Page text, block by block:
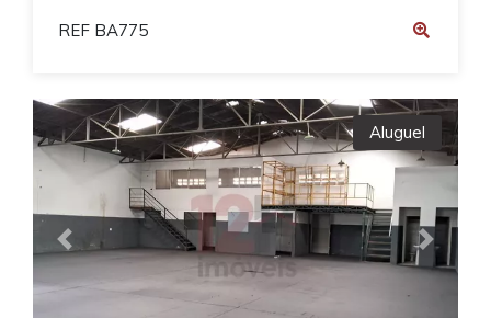
REF BA775
Previous Next
Aluguel